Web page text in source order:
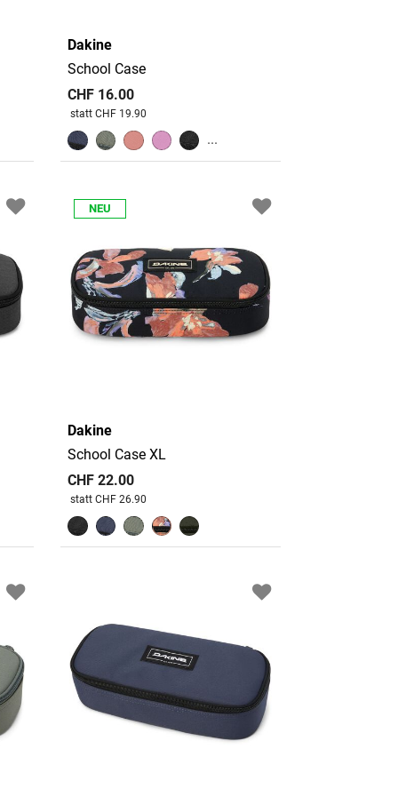
Dakine
School Case
CHF 16.00
Preis reduziert von
statt CHF 19.90
...
NEU
Dakine
School Case XL
CHF 22.00
Preis reduziert von
statt CHF 26.90